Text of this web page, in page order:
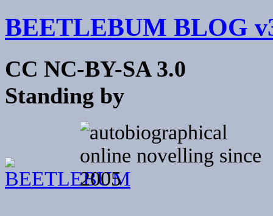
BEETLEBUM BLOG
CC NC-BY-SA 3.0
Standing by